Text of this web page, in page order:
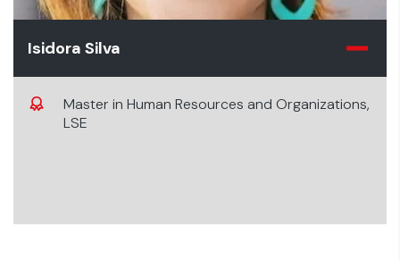
Isidora Silva
Master in Human Resources and Organizations,
LSE